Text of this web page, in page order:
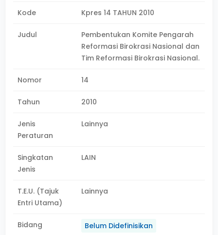
Kode Kpres 14 TAHUN 2010
Judul
Pembentukan Komite Pengarah
Reformasi Birokrasi Nasional dan
Tim Reformasi Birokrasi Nasional.
Nomor 14
Tahun 2010
Jenis
Peraturan
Lainnya
Singkatan
Jenis
LAIN
T.E.U. (Tajuk
Entri Utama)
Lainnya
Bidang Belum Didefinisikan